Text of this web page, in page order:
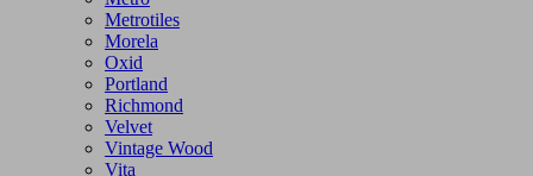
Metrotiles
Morela
Oxid
Portland
Richmond
Velvet
Vintage Wood
Vita